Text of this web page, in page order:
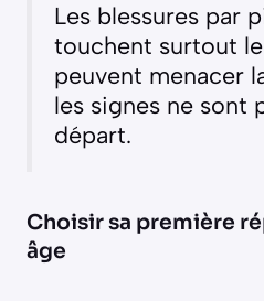
Les blessures par
touchent surtout
peuvent menacer
les signes ne sont
départ.
Choisir sa première
âge